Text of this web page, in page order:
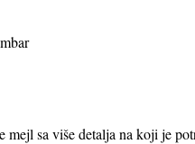
sa više detalja na koji je